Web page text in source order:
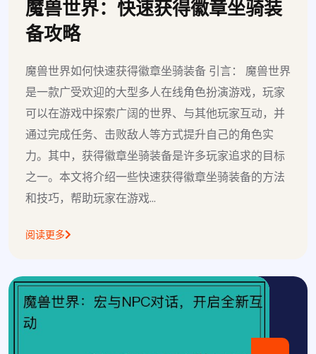
魔兽世界：快速获得徽章坐骑装
备攻略
魔兽世界如何快速获得徽章坐骑装备 引言： 魔兽世界
是一款广受欢迎的大型多人在线角色扮演游戏，玩家
可以在游戏中探索广阔的世界、与其他玩家互动，并
通过完成任务、击败敌人等方式提升自己的角色实
力。其中，获得徽章坐骑装备是许多玩家追求的目标
之一。本文将介绍一些快速获得徽章坐骑装备的方法
和技巧，帮助玩家在游戏...
阅读更多